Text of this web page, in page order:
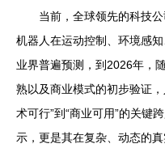
当前，全球领先的科技
机器人在运动控制、环境感
业界普遍预测，到2026年，
熟以及商业模式的初步验证
术可行”到“商业可用”的关键
示，更是其在复杂、动态的